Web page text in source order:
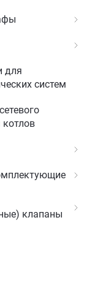
для
систем
клапаны